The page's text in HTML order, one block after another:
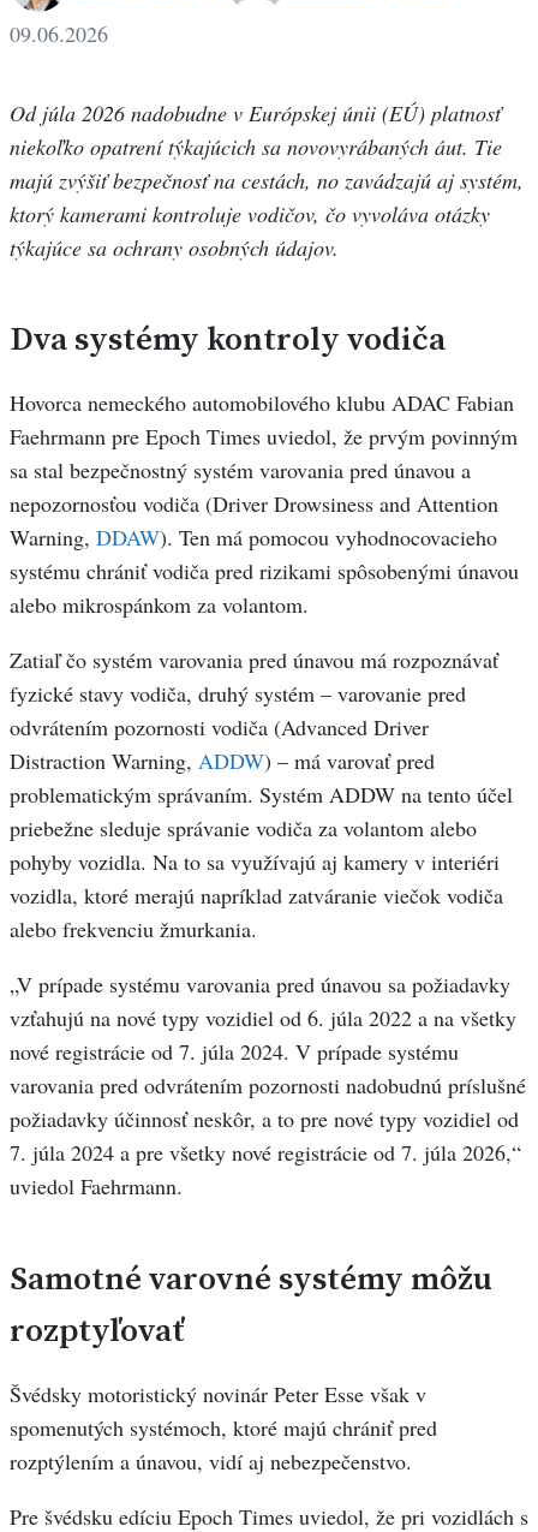
Maurice
09.06.2026
Od júla 2026 nadobudne v Európskej únii (EÚ) platnosť
niekoľko opatrení týkajúcich sa novovyrábaných áut. Tie
majú zvýšiť bezpečnosť na cestách, no zavádzajú aj systém,
ktorý kamerami kontroluje vodičov, čo vyvoláva otázky
týkajúce sa ochrany osobných údajov.
Dva systémy kontroly vodiča
Hovorca nemeckého automobilového klubu ADAC Fabian
Faehrmann pre Epoch Times uviedol, že prvým povinným
sa stal bezpečnostný systém varovania pred únavou a
nepozornosťou vodiča (Driver Drowsiness and Attention
Warning, DDAW). Ten má pomocou vyhodnocovacieho
systému chrániť vodiča pred rizikami spôsobenými únavou
alebo mikrospánkom za volantom.
Zatiaľ čo systém varovania pred únavou má rozpoznávať
fyzické stavy vodiča, druhý systém – varovanie pred
odvrátením pozornosti vodiča (Advanced Driver
Distraction Warning, ADDW) – má varovať pred
problematickým správaním. Systém ADDW na tento účel
priebežne sleduje správanie vodiča za volantom alebo
pohyby vozidla. Na to sa využívajú aj kamery v interiéri
vozidla, ktoré merajú napríklad zatváranie viečok vodiča
alebo frekvenciu žmurkania.
„V prípade systému varovania pred únavou sa požiadavky
vzťahujú na nové typy vozidiel od 6. júla 2022 a na všetky
nové registrácie od 7. júla 2024. V prípade systému
varovania pred odvrátením pozornosti nadobudnú príslušné
požiadavky účinnosť neskôr, a to pre nové typy vozidiel od
7. júla 2024 a pre všetky nové registrácie od 7. júla 2026,“
uviedol Faehrmann.
Samotné varovné systémy môžu
rozptyľovať
Švédsky motoristický novinár Peter Esse však v
spomenutých systémoch, ktoré majú chrániť pred
rozptýlením a únavou, vidí aj nebezpečenstvo.
Pre švédsku edíciu Epoch Times uviedol, že pri vozidlách s